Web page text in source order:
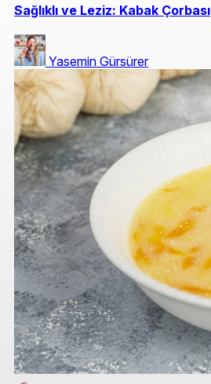
Sağlıklı ve Leziz: Kabak Çorbası
Yasemin Gürsürer